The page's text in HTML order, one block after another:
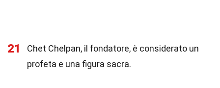
21
Chet Chelpan, il fondatore, è considerato un
profeta e una figura sacra.